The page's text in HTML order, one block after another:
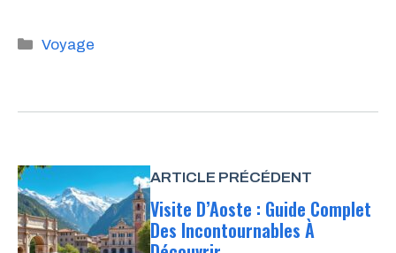
Catégories
Voyage
ARTICLE PRÉCÉDENT
Visite D’Aoste : Guide Complet
Des Incontournables À